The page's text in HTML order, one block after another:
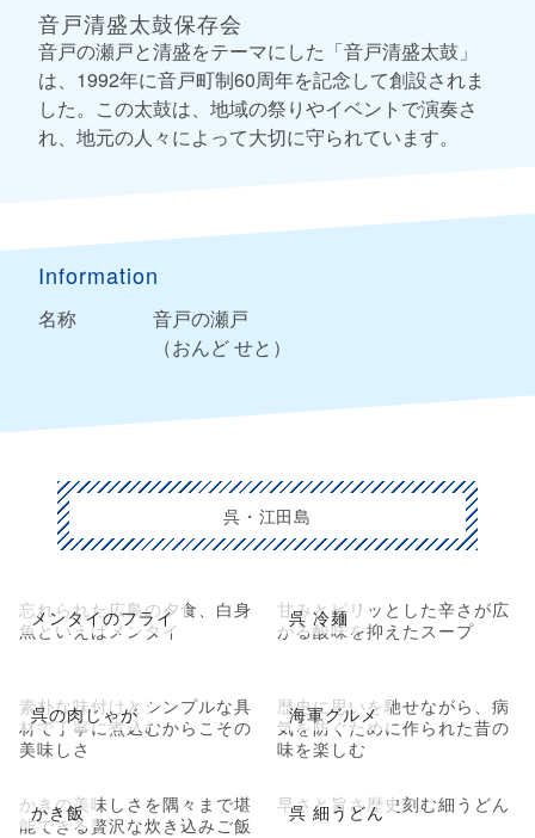
音戸清盛太鼓保存会
音戸の瀬戸と清盛をテーマにした「音戸清盛太鼓」
は、1992年に音戸町制60周年を記念して創設されま
した。この太鼓は、地域の祭りやイベントで演奏さ
れ、地元の人々によって大切に守られています。
Information
名称
音戸の瀬戸
（おんど せと）
呉・江田島
メンタイのフライ
忘れられた広島の夕食、白身
魚といえばメンタイ
呉 冷麺
甘みとピリッとした辛さが広
がる酸味を抑えたスープ
呉の肉じゃが
素朴な味付けとシンプルな具
材で丁寧に煮込むからこその
美味しさ
海軍グルメ
歴史に思いを馳せながら、病
気を防ぐために作られた昔の
味を楽しむ
かき飯
かきの美味しさを隅々まで堪
能できる贅沢な炊き込みご飯
呉 細うどん
早さと旨さ歴史刻む細うどん